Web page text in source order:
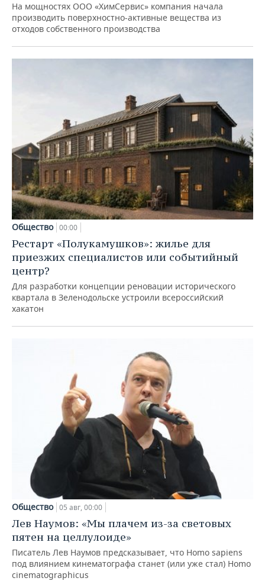
На мощностях ООО «ХимСервис» компания начала
производить поверхностно-активные вещества из
отходов собственного производства
Общество 00:00
Рестарт «Полукамушков»: жилье для
приезжих специалистов или событийный
центр?
Для разработки концепции реновации исторического
квартала в Зеленодольске устроили всероссийский
хакатон
Общество 05 авг, 00:00
Лев Наумов: «Мы плачем из-за световых
пятен на целлулоиде»
Писатель Лев Наумов предсказывает, что Homo sapiens
под влиянием кинематографа станет (или уже стал) Homo
cinematographicus